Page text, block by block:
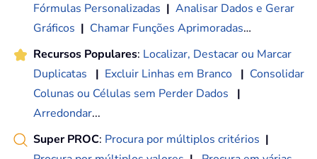
Fórmulas Personalizadas | Analisar Dados e Gerar
Gráficos | Chamar Funções Aprimoradas…
Recursos Populares: Localizar, Destacar ou Marcar
Duplicatas
| Excluir Linhas em Branco | Consolidar
Colunas ou Células sem Perder Dados
|
Arredondar...
Super PROC: Procura por múltiplos critérios |